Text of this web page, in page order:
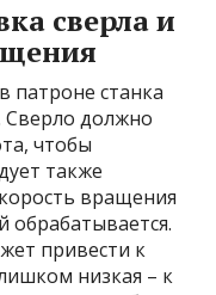
сверла и
патроне станка
Сверло должно
чтобы
также
вращения
обрабатывается.
привести к
низкая – к